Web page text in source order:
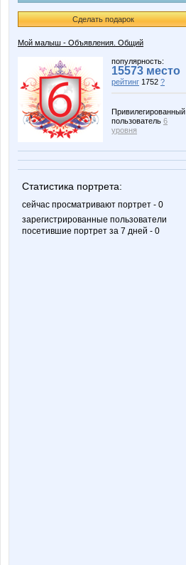
Сделать подарок
Мой малыш - Объявления. Общий
популярность:
15573 место
рейтинг 1752 ?
Привилегированный
пользователь 6
уровня
Статистика портрета:
сейчас просматривают портрет - 0
зарегистрированные пользователи
посетившие портрет за 7 дней - 0